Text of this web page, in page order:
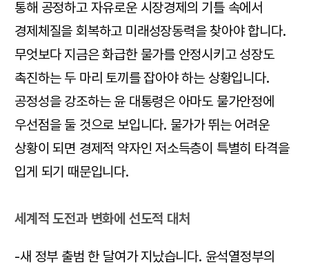
통해 공정하고 자유로운 시장경제의 기틀 속에서
경제체질을 회복하고 미래성장동력을 찾아야 합니다.
무엇보다 지금은 화급한 물가를 안정시키고 성장도
촉진하는 두 마리 토끼를 잡아야 하는 상황입니다.
공정성을 강조하는 윤 대통령은 아마도 물가안정에
우선점을 둘 것으로 보입니다. 물가가 뛰는 어려운
상황이 되면 경제적 약자인 저소득층이 특별히 타격을
입게 되기 때문입니다.
세계적 도전과 변화에 선도적 대처
-새 정부 출범 한 달여가 지났습니다. 윤석열정부의